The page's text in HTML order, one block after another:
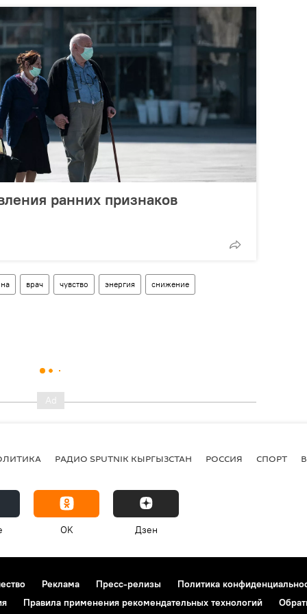
ранних признаков
врач чувство энергия снижение
РАДИО SPUTNIK КЫРГЫЗСТАН РОССИЯ СПОРТ
OK Дзен
Реклама Пресс-релизы
Политика
Правила применения рекомендательных технологий